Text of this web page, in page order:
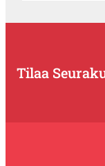
Tilaa